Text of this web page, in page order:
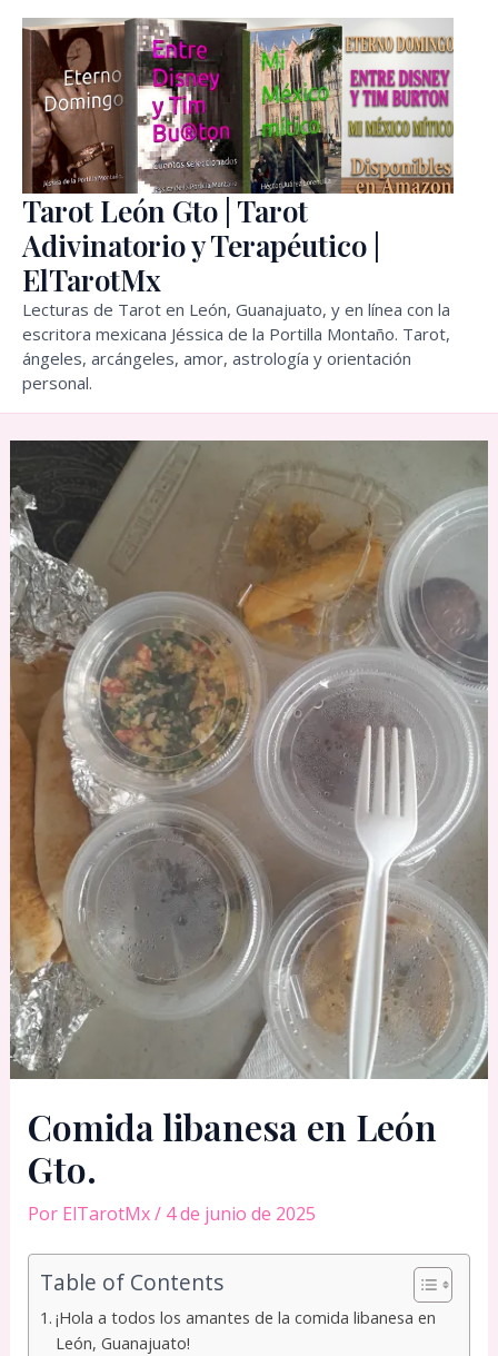
contenido
Tarot León Gto | Tarot
Adivinatorio y Terapéutico |
ElTarotMx
Lecturas de Tarot en León, Guanajuato, y en línea con la
escritora mexicana Jéssica de la Portilla Montaño. Tarot,
ángeles, arcángeles, amor, astrología y orientación
personal.
Comida libanesa en León
Gto.
Por ElTarotMx/ 4 de junio de 2025
Table of Contents
¡Hola a todos los amantes de la comida libanesa en
León, Guanajuato!